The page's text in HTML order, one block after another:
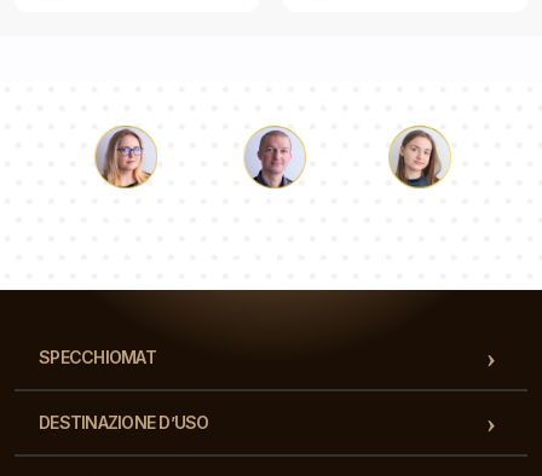
SPECCHIOMAT
DESTINAZIONE D’USO